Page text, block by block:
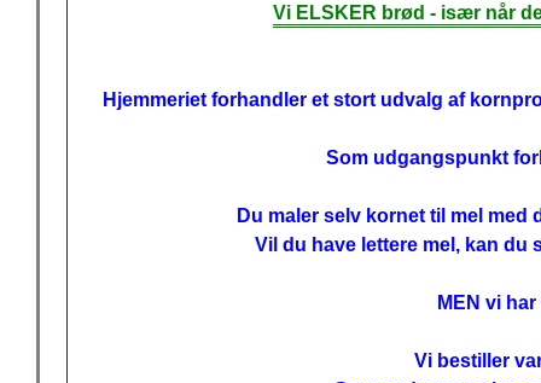
Vi ELSKER brød - især når
Hjemmeriet forhandler et stort udvalg af
Som udgangspunkt
Du maler selv kornet til mel med
Vil du have lettere mel, kan du
MEN vi
Vi bestiller